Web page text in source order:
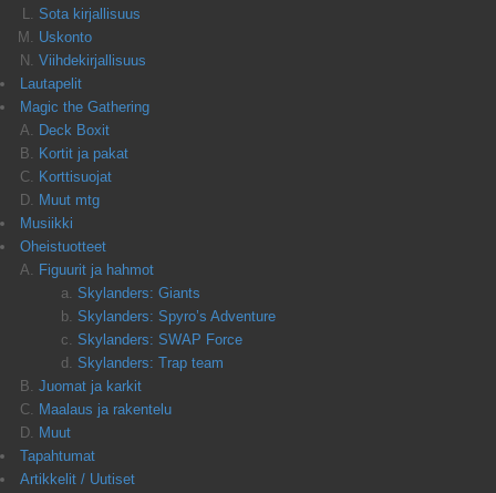
Sota kirjallisuus
Uskonto
Viihdekirjallisuus
Lautapelit
Magic the Gathering
Deck Boxit
Kortit ja pakat
Korttisuojat
Muut mtg
Musiikki
Oheistuotteet
Figuurit ja hahmot
Skylanders: Giants
Skylanders: Spyro’s Adventure
Skylanders: SWAP Force
Skylanders: Trap team
Juomat ja karkit
Maalaus ja rakentelu
Muut
Tapahtumat
Artikkelit / Uutiset